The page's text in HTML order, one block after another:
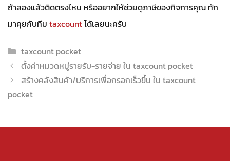
ถ้าลองแล้วติดตรงไหน หรืออยากให้ช่วยดูภาษีของกิจการคุณ ทัก
มาคุยกับทีม taxcountได้เลยนะครับ
Categories
taxcount pocket
ตั้งค่าหมวดหมู่รายรับ-รายจ่าย ใน taxcount pocket
สร้างคลังสินค้า/บริการเพื่อกรอกเร็วขึ้น ใน taxcount
pocket